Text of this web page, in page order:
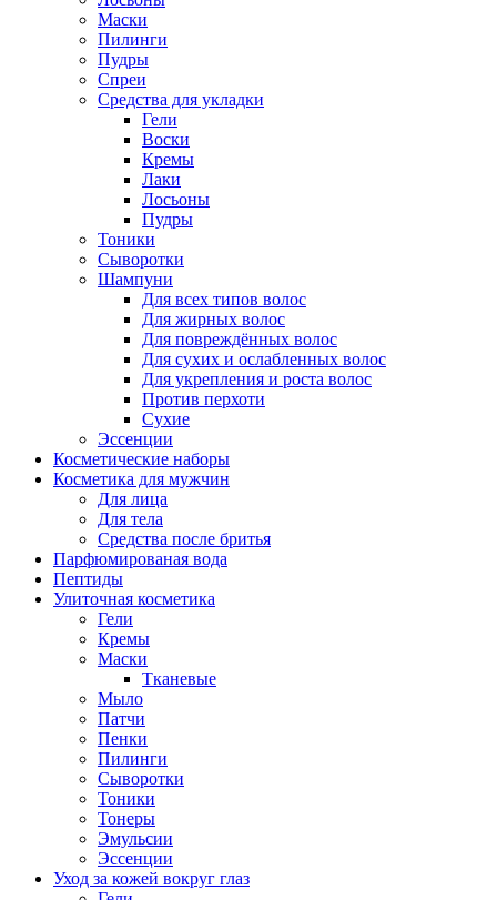
Маски
Пилинги
Пудры
Спреи
Средства для укладки
Гели
Воски
Кремы
Лаки
Лосьоны
Пудры
Тоники
Сыворотки
Шампуни
Для всех типов волос
Для жирных волос
Для повреждённых волос
Для сухих и ослабленных волос
Для укрепления и роста волос
Против перхоти
Сухие
Эссенции
Косметические наборы
Косметика для мужчин
Для лица
Для тела
Средства после бритья
Парфюмированая вода
Пептиды
Улиточная косметика
Гели
Кремы
Маски
Тканевые
Мыло
Патчи
Пенки
Пилинги
Сыворотки
Тоники
Тонеры
Эмульсии
Эссенции
Уход за кожей вокруг глаз